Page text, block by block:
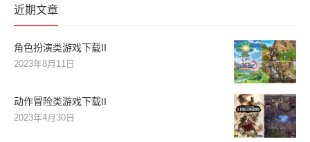
近期文章
角色扮演类游戏下载II
2023年8月11日
动作冒险类游戏下载II
2023年4月30日